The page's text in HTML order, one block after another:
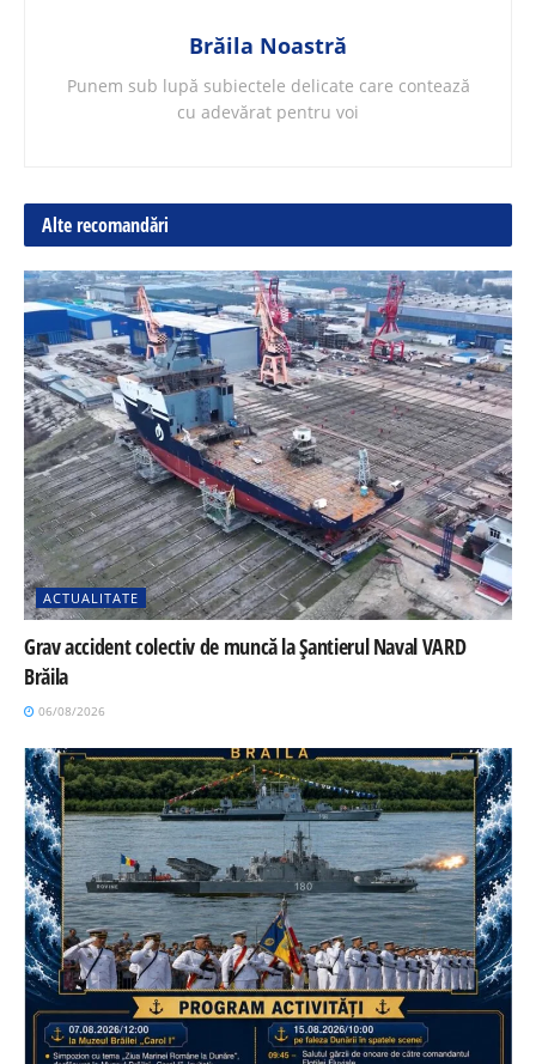
Brăila Noastră
Punem sub lupă subiectele delicate care contează
cu adevărat pentru voi
Alte recomandări
ACTUALITATE
Grav accident colectiv de muncă la Șantierul Naval VARD
Brăila
06/08/2026